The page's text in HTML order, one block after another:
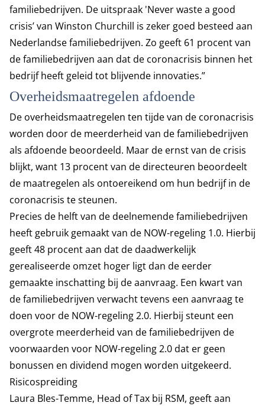
familiebedrijven. De uitspraak 'Never waste a good
crisis’ van Winston Churchill is zeker goed besteed aan
Nederlandse familiebedrijven. Zo geeft 61 procent van
de familiebedrijven aan dat de coronacrisis binnen het
bedrijf heeft geleid tot blijvende innovaties.”
Overheidsmaatregelen afdoende
De overheidsmaatregelen ten tijde van de coronacrisis
worden door de meerderheid van de familiebedrijven
als afdoende beoordeeld. Maar de ernst van de crisis
blijkt, want 13 procent van de directeuren beoordeelt
de maatregelen als ontoereikend om hun bedrijf in de
coronacrisis te steunen.
Precies de helft van de deelnemende familiebedrijven
heeft gebruik gemaakt van de NOW-regeling 1.0. Hierbij
geeft 48 procent aan dat de daadwerkelijk
gerealiseerde omzet hoger ligt dan de eerder
gemaakte inschatting bij de aanvraag. Een kwart van
de familiebedrijven verwacht tevens een aanvraag te
doen voor de NOW-regeling 2.0. Hierbij steunt een
overgrote meerderheid van de familiebedrijven de
voorwaarden voor NOW-regeling 2.0 dat er geen
bonussen en dividend mogen worden uitgekeerd.
Risicospreiding
Laura Bles-Temme, Head of Tax bij RSM, geeft aan